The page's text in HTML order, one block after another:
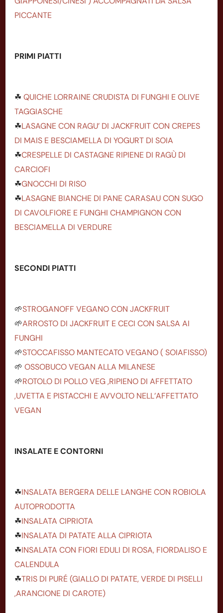
PICCANTE
PRIMI PIATTI
☘ QUICHE LORRAINE CRUDISTA DI FUNGHI E OLIVE
TAGGIASCHE
☘LASAGNE CON RAGU’ DI JACKFRUIT CON CREPES
DI MAIS E BESCIAMELLA DI YOGURT DI SOIA
☘CRESPELLE DI CASTAGNE RIPIENE DI RAGÙ DI
CARCIOFI
☘GNOCCHI DI RISO
☘LASAGNE BIANCHE DI PANE CARASAU CON SUGO
DI CAVOLFIORE E FUNGHI CHAMPIGNON CON
BESCIAMELLA DI VERDURE
SECONDI PIATTI
🌱STROGANOFF VEGANO CON JACKFRUIT
🌱ARROSTO DI JACKFRUIT E CECI CON SALSA AI
FUNGHI
🌱STOCCAFISSO MANTECATO VEGANO ( SOIAFISSO)
🌱 OSSOBUCO VEGAN ALLA MILANESE
🌱ROTOLO DI POLLO VEG ,RIPIENO DI AFFETTATO
,UVETTA E PISTACCHI E AVVOLTO NELL’AFFETTATO
VEGAN
INSALATE E CONTORNI
☘INSALATA BERGERA DELLE LANGHE CON ROBIOLA
AUTOPRODOTTA
☘INSALATA CIPRIOTA
☘INSALATA DI PATATE ALLA CIPRIOTA
☘INSALATA CON FIORI EDULI DI ROSA, FIORDALISO E
CALENDULA
☘TRIS DI PURÉ (GIALLO DI PATATE, VERDE DI PISELLI
,ARANCIONE DI CAROTE)